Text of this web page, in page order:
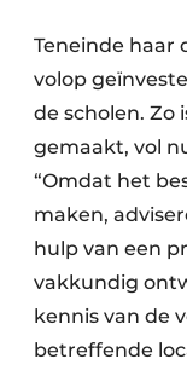
Teneinde haar
volop
de scholen. Zo
gemaakt, vol
“Omdat het
maken,
hulp van een
vakkundig
kennis van de
betreffende